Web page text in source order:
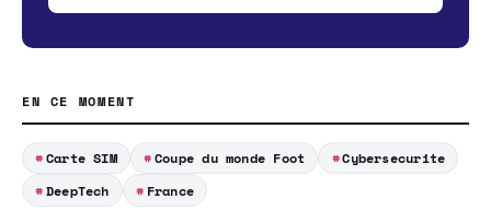
EN CE MOMENT
Carte SIM Coupe du monde Foot
Cybersecurite
DeepTech
France